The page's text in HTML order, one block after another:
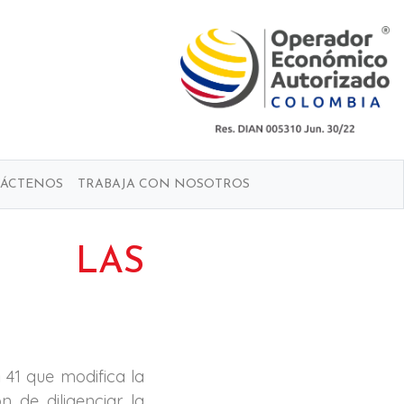
TRABAJA CON NOSOTROS
LAS
que modifica la